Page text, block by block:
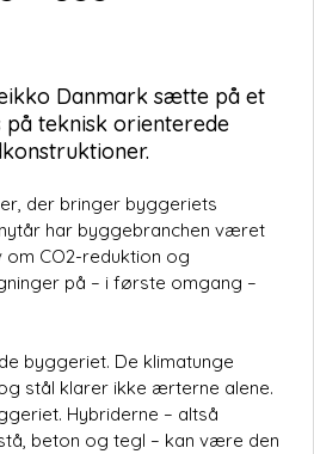
Danmark sætte på et
teknisk orienterede
der bringer byggeriets
har byggebranchen været
CO2-reduktion og
på – i første omgang –
byggeriet. De klimatunge
stål klarer ikke ærterne alene.
Hybriderne – altså
beton og tegl – kan være den